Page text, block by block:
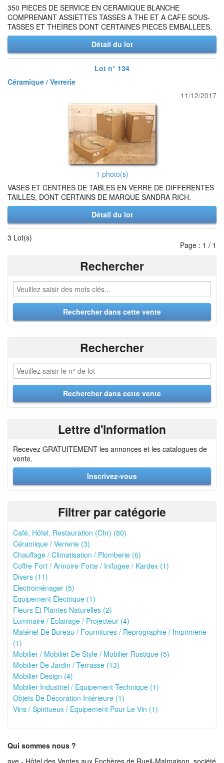
350 PIECES DE SERVICE EN CERAMIQUE BLANCHE
COMPRENANT ASSIETTES TASSES A THE ET A CAFE SOUS-
TASSES ET THEIRES DONT CERTAINES PIECES EMBALLEES.
Détail du lot
Lot n° 134
Céramique / Verrerie
11/12/2017
1 photo(s)
VASES ET CENTRES DE TABLES EN VERRE DE DIFFERENTES
TAILLES, DONT CERTAINS DE MARQUE SANDRA RICH.
Détail du lot
3 Lot(s)
Page : 1 / 1
Rechercher
Rechercher
Lettre d'information
Recevez GRATUITEMENT les annonces et les catalogues de
vente.
Inscrivez-vous
Filtrer par catégorie
Café, Hôtel, Restauration (Chr) (80)
Céramique / Verrerie (3)
Chauffage / Climatisation / Plomberie (6)
Coffre-Fort / Armoire-Forte / Inifugee / Kardex (1)
Divers (11)
Electroménager (5)
Equipement Électrique (1)
Fleurs Et Plantes Naturelles (2)
Luminaire / Eclairage / Projecteur (4)
Matériel De Bureau / Fournitures / Reprographie / Imprimerie
(1)
Mobilier / Mobilier De Style / Mobilier Rustique (5)
Mobilier De Jardin / Terrasse (13)
Mobilier Design (4)
Mobilier Industriel / Equipement Technique (1)
Objets De Décoration Intérieure (1)
Vins / Spiritueux / Equipement Pour Le Vin (1)
Qui sommes nous ?
ave - Hôtel des Ventes aux Enchères de Rueil-Malmaison, société